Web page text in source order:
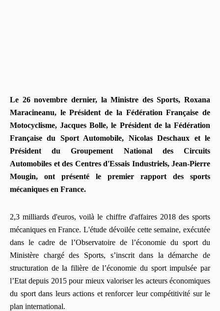
Le 26 novembre dernier, la Ministre des Sports, Roxana
Maracineanu, le Président de la Fédération Française de
Motocyclisme, Jacques Bolle, le Président de la Fédération
Française du Sport Automobile, Nicolas Deschaux et le
Président du Groupement National des Circuits
Automobiles et des Centres d'Essais Industriels, Jean-Pierre
Mougin, ont présenté le premier rapport des sports
mécaniques en France.
2,3 milliards d'euros, voilà le chiffre d'affaires 2018 des sports
mécaniques en France. L'étude dévoilée cette semaine, exécutée
dans le cadre de l’Observatoire de l’économie du sport du
Ministère chargé des Sports, s’inscrit dans la démarche de
structuration de la filière de l’économie du sport impulsée par
l’Etat depuis 2015 pour mieux valoriser les acteurs économiques
du sport dans leurs actions et renforcer leur compétitivité sur le
plan international.